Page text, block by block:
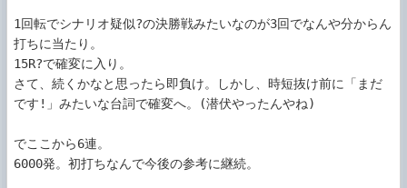
1回転でシナリオ疑似?の決勝戦みたいなのが3回でなんや分からん
打ちに当たり。
15R?で確変に入り。
さて、続くかなと思ったら即負け。しかし、時短抜け前に「まだ
です!」みたいな台詞で確変へ。(潜伏やったんやね)
でここから6連。
6000発。初打ちなんで今後の参考に継続。